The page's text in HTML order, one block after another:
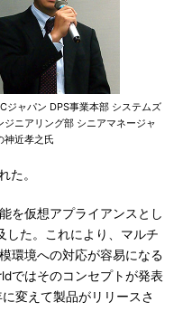
ジャパン DPS事業本部 システムズ
ジニアリング部 シニアマネージャ
神近孝之氏
た。
を仮想アプライアンスとし
た。これにより、マルチ
環境への対応が容易になる
ではそのコンセプトが発表
変えて製品がリリースさ